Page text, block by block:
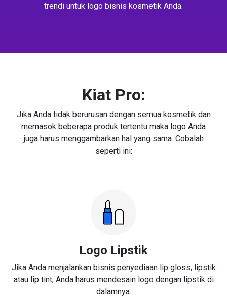
trendi untuk logo bisnis kosmetik Anda.
Kiat Pro:
Jika Anda tidak berurusan dengan semua kosmetik dan
memasok beberapa produk tertentu maka logo Anda
juga harus menggambarkan hal yang sama. Cobalah
seperti ini:
Logo Lipstik
Jika Anda menjalankan bisnis penyediaan lip gloss, lipstik
atau lip tint, Anda harus mendesain logo dengan lipstik di
dalamnya.